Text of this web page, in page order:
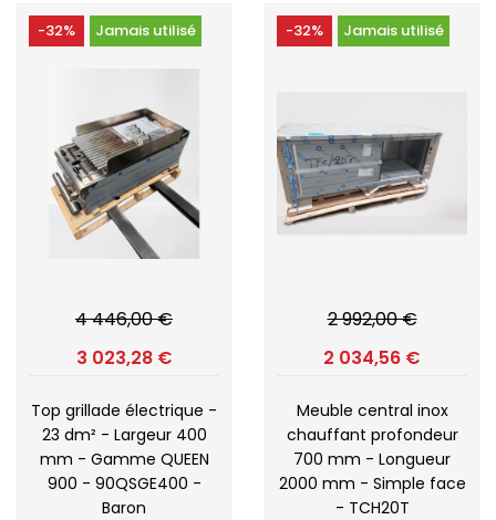
-32% Jamais utilisé
4 446,00 €
3 023,28 €
Top grillade électrique -
23 dm² - Largeur 400
mm - Gamme QUEEN
900 - 90QSGE400 -
Baron
-32% Jamais utilisé
2 992,00 €
2 034,56 €
Meuble central inox
chauffant profondeur
700 mm - Longueur
2000 mm - Simple face
- TCH20T